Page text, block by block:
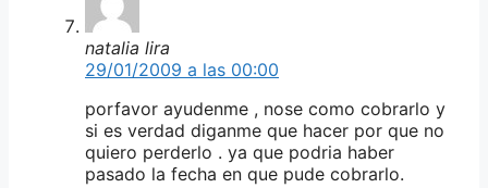
natalia lira
29/01/2009 a las 00:00
porfavor ayudenme , nose como cobrarlo y
si es verdad diganme que hacer por que no
quiero perderlo . ya que podria haber
pasado la fecha en que pude cobrarlo.